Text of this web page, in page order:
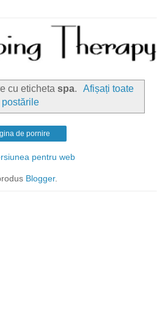
cu eticheta spa.
Afișați toate
postările
de pornire
pentru web
Blogger.